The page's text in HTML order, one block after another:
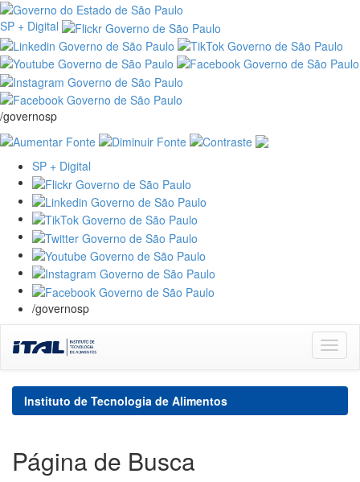
SP + Digital
/governosp
SP + Digital
/governosp
navigation
Instituto de Tecnologia de Alimentos
Página de Busca